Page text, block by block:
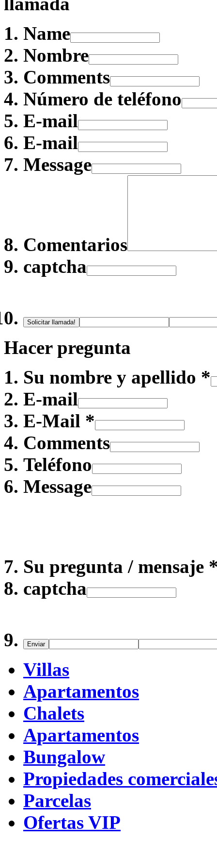
Name
Nombre
Comments
Número de teléfono
E-mail
E-mail
Message
Comentarios
captcha
Solicitar llamada!
Hacer pregunta
Su nombre y apellido *
E-mail
E-Mail *
Comments
Teléfono
Message
Su pregunta / mensaje
captcha
Enviar
Villas
Apartamentos
Chalets
Apartamentos
Bungalow
Propiedades
Parcelas
Ofertas VIP